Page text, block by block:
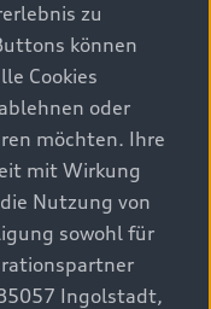
zu
können
Cookies
oder
möchten. Ihre
mit Wirkung
Nutzung von
sowohl für
Ingolstadt,